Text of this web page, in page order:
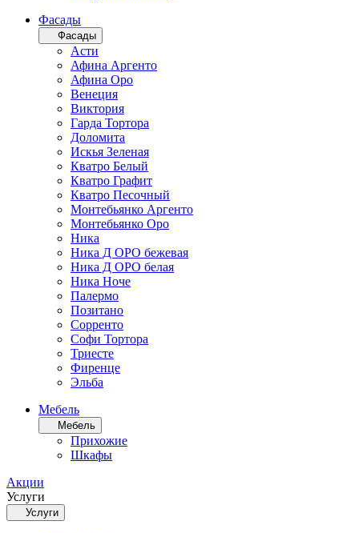
Фасады
Фасады
Асти
Афина Аргенто
Афина Оро
Венеция
Виктория
Гарда Тортора
Доломита
Искья Зеленая
Кватро Белый
Кватро Графит
Кватро Песочный
Монтебьянко Аргенто
Монтебьянко Оро
Ника
Ника Д ОРО бежевая
Ника Д ОРО белая
Ника Ноче
Палермо
Позитано
Сорренто
Софи Тортора
Триесте
Фиренце
Эльба
Мебель
Мебель
Прихожие
Шкафы
Акции
Услуги
Услуги